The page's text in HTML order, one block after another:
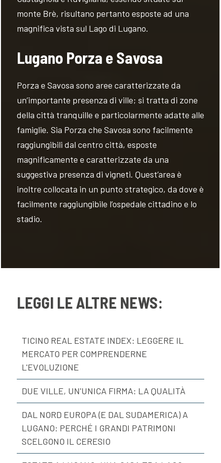
monte Brè, risultano pertanto esposte ad una
magnifica vista sul Lago di Lugano.
Lugano Porza e Savosa
Porza e Savosa sono aree caratterizzate da
un’importante presenza di ville; si tratta di zone
della città tranquille e particolarmente adatte alle
famiglie. Sia Porza che Savosa sono facilmente
raggiungibili dal centro città, esposte
magnificamente e caratterizzate da una
suggestiva presenza di vigneti. Quest’area è
inoltre collocata in un punto strategico, da dove è
facilmente raggiungibile l’ospedale cittadino e lo
stadio.
LEGGI LE ALTRE NEWS:
TICINO REAL ESTATE INDEX: LEGGERE IL
MERCATO PER COMPRENDERNE
L'EVOLUZIONE
DUE VILLE, UN'UNICA FIRMA: LA QUALITÀ
DAL NORD EUROPA (E DAL SUDAMERICA) A
LUGANO: PERCHÉ I GRANDI PATRIMONI
SCELGONO IL CERESIO